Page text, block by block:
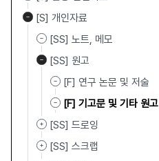
[S] 개인자료
[SS] 노트, 메모
[SS] 원고
[F] 연구 논문 및 저술
[F] 기고문 및 기타 원고
[SS] 드로잉
[SS] 스크랩